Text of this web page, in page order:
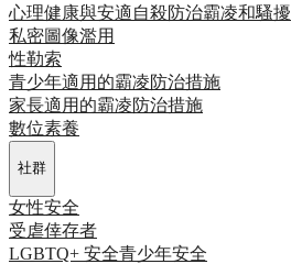
心理健康與安適自殺防治霸凌和騷擾
私密圖像濫用
性勒索
青少年適用的霸凌防治措施
家長適用的霸凌防治措施
數位素養
社群
女性安全
受虐倖存者
LGBTQ+ 安全青少年安全